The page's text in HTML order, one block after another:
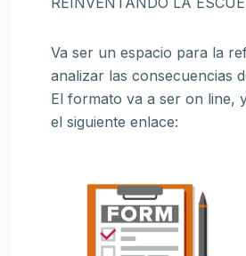
Va ser un espacio para la
analizar las consecuencias
El formato va a ser on line,
el siguiente enlace: